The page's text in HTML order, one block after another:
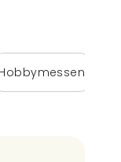
Hobbymessen